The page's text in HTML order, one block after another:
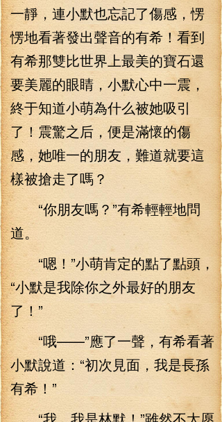
一靜，連小默也忘記了傷感，愣
愣地看著發出聲音的有希！看到
有希那雙比世界上最美的寶石還
要美麗的眼睛，小默心中一震，
終于知道小萌為什么被她吸引
了！震驚之后，便是滿懷的傷
感，她唯一的朋友，難道就要這
樣被搶走了嗎？
“你朋友嗎？”有希輕輕地問
道。
“嗯！”小萌肯定的點了點頭，
“小默是我除你之外最好的朋友
了！”
“哦——”應了一聲，有希看著
小默說道：“初次見面，我是長孫
有希！”